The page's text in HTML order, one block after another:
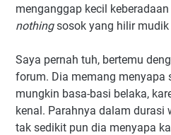
menganggap kecil
nothingsosok yang hilir
Saya pernah tuh, bertemu
forum. Dia memang menyapa
mungkin basa-basi belaka,
kenal. Parahnya dalam durasi
tak sedikit pun dia menyapa